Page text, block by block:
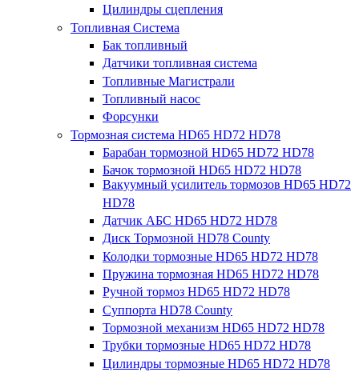
Цилиндры сцепления
Топливная Система
Бак топливный
Датчики топливная система
Топливные Магистрали
Топливный насос
Форсунки
Тормозная система HD65 HD72 HD78
Барабан тормозной HD65 HD72 HD78
Бачок тормозной HD65 HD72 HD78
Вакуумный усилитель тормозов HD65 HD72
HD78
Датчик АБС HD65 HD72 HD78
Диск Тормозной HD78 County
Колодки тормозные HD65 HD72 HD78
Пружина тормозная HD65 HD72 HD78
Ручной тормоз HD65 HD72 HD78
Суппорта HD78 County
Тормозной механизм HD65 HD72 HD78
Трубки тормозные HD65 HD72 HD78
Цилиндры тормозные HD65 HD72 HD78